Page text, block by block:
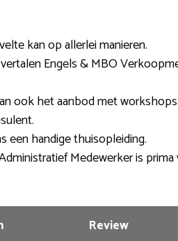
kan op allerlei manieren.
Engels & MBO
ook het aanbod met
een handige thuisopleiding.
Medewerker is
Review